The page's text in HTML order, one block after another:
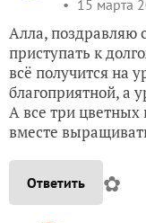
15 марта
Алла, поздравляю
приступать к
всё получится на
благоприятной, а
А все три цветных
вместе
Ответить ✿